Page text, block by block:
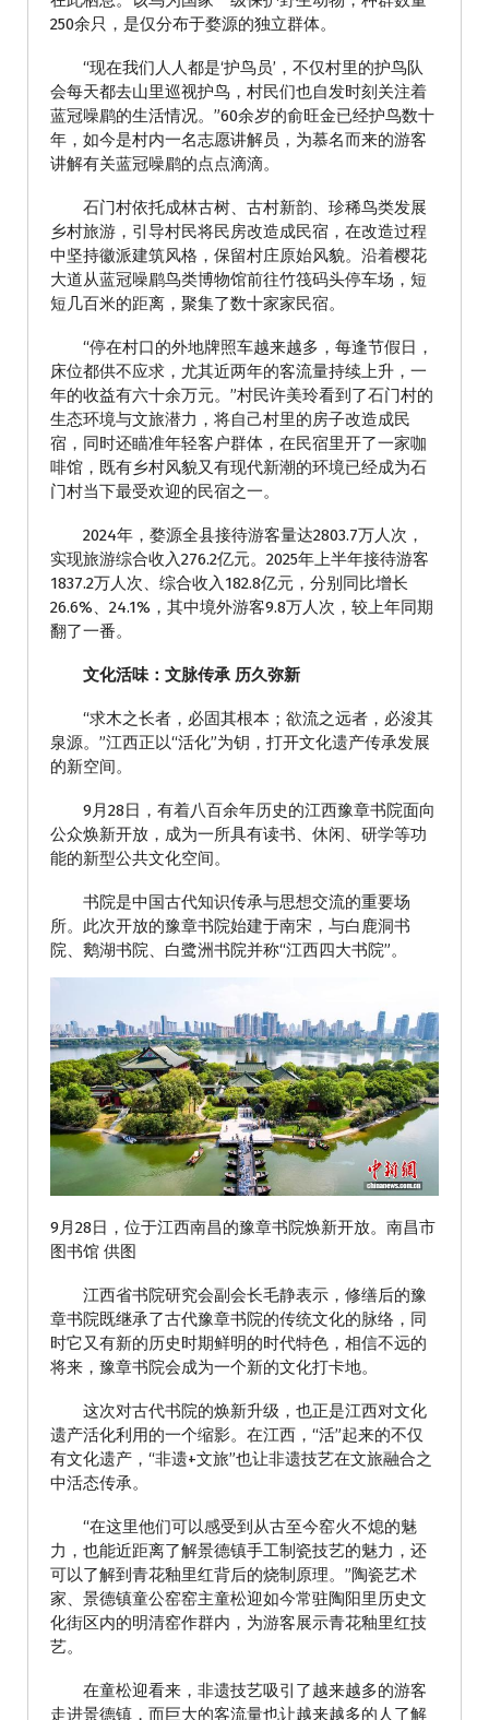
250余只，是仅分布于婺源的独立群体。
“现在我们人人都是‘护鸟员’，不仅村里的护鸟队
会每天都去山里巡视护鸟，村民们也自发时刻关注着
蓝冠噪鹛的生活情况。”60余岁的俞旺金已经护鸟数十
年，如今是村内一名志愿讲解员，为慕名而来的游客
讲解有关蓝冠噪鹛的点点滴滴。
石门村依托成林古树、古村新韵、珍稀鸟类发展
乡村旅游，引导村民将民房改造成民宿，在改造过程
中坚持徽派建筑风格，保留村庄原始风貌。沿着樱花
大道从蓝冠噪鹛鸟类博物馆前往竹筏码头停车场，短
短几百米的距离，聚集了数十家家民宿。
“停在村口的外地牌照车越来越多，每逢节假日，
床位都供不应求，尤其近两年的客流量持续上升，一
年的收益有六十余万元。”村民许美玲看到了石门村的
生态环境与文旅潜力，将自己村里的房子改造成民
宿，同时还瞄准年轻客户群体，在民宿里开了一家咖
啡馆，既有乡村风貌又有现代新潮的环境已经成为石
门村当下最受欢迎的民宿之一。
2024年，婺源全县接待游客量达2803.7万人次，
实现旅游综合收入276.2亿元。2025年上半年接待游客
1837.2万人次、综合收入182.8亿元，分别同比增长
26.6%、24.1%，其中境外游客9.8万人次，较上年同期
翻了一番。
文化活味：文脉传承 历久弥新
“求木之长者，必固其根本；欲流之远者，必浚其
泉源。”江西正以“活化”为钥，打开文化遗产传承发展
的新空间。
9月28日，有着八百余年历史的江西豫章书院面向
公众焕新开放，成为一所具有读书、休闲、研学等功
能的新型公共文化空间。
书院是中国古代知识传承与思想交流的重要场
所。此次开放的豫章书院始建于南宋，与白鹿洞书
院、鹅湖书院、白鹭洲书院并称“江西四大书院”。
9月28日，位于江西南昌的豫章书院焕新开放。南昌市
图书馆 供图
江西省书院研究会副会长毛静表示，修缮后的豫
章书院既继承了古代豫章书院的传统文化的脉络，同
时它又有新的历史时期鲜明的时代特色，相信不远的
将来，豫章书院会成为一个新的文化打卡地。
这次对古代书院的焕新升级，也正是江西对文化
遗产活化利用的一个缩影。在江西，“活”起来的不仅
有文化遗产，“非遗+文旅”也让非遗技艺在文旅融合之
中活态传承。
“在这里他们可以感受到从古至今窑火不熄的魅
力，也能近距离了解景德镇手工制瓷技艺的魅力，还
可以了解到青花釉里红背后的烧制原理。”陶瓷艺术
家、景德镇童公窑窑主童松迎如今常驻陶阳里历史文
化街区内的明清窑作群内，为游客展示青花釉里红技
艺。
在童松迎看来，非遗技艺吸引了越来越多的游客
走进景德镇，而巨大的客流量也让越来越多的人了解